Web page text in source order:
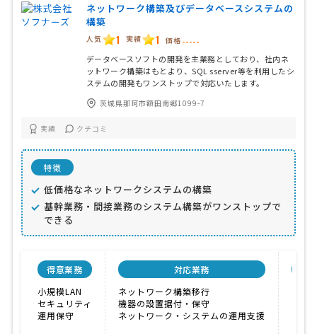
ネットワーク構築及びデータベースシステムの
構築
人気 1 実績 1 価格 -----
データベースソフトの開発を主業務としており、社内ネ
ットワーク構築はもとより、SQL sserver等を利用したシ
ステムの開発もワンストップで対応いたします。
茨城県那珂市額田南郷1099-7
実績 クチコミ
特徴
低価格なネットワークシステムの構築
基幹業務・間接業務のシステム構築がワンストップで
できる
得意業務
小規模LAN
セキュリティ
運用保守
対応業務
ネットワーク構築移行
機器の設置据付・保守
ネットワーク・システムの運用支援